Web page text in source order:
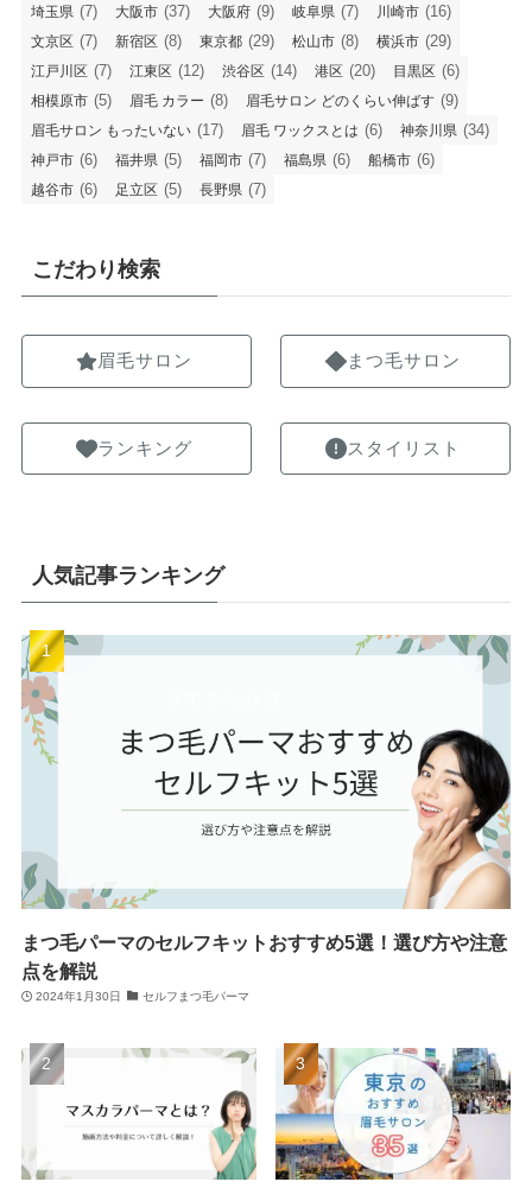
埼玉県 (7) 大阪市 (37) 大阪府 (9) 岐阜県 (7) 川崎市 (16)
文京区 (7) 新宿区 (8) 東京都 (29) 松山市 (8) 横浜市 (29)
江戸川区 (7) 江東区 (12) 渋谷区 (14) 港区 (20) 目黒区 (6)
相模原市 (5) 眉毛 カラー (8) 眉毛サロン どのくらい伸ばす (9)
眉毛サロン もったいない (17) 眉毛 ワックスとは (6) 神奈川県 (34)
神戸市 (6) 福井県 (5) 福岡市 (7) 福島県 (6) 船橋市 (6)
越谷市 (6) 足立区 (5) 長野県 (7)
こだわり検索
眉毛サロン
ランキング
まつ毛サロン
スタイリスト
人気記事ランキング
まつ毛パーマのセルフキットおすすめ5選！選び方や注意
点を解説
2024年1月30日 セルフまつ毛パーマ